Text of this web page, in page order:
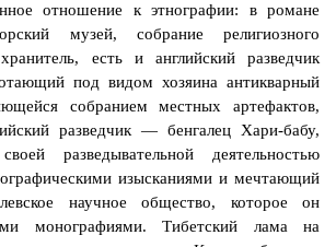
отношение к этнографии: в романе
музей, собрание религиозного
есть и английский разведчик
под видом хозяина антикварный
собранием местных артефактов,
разведчик — бенгалец Хари-бабу,
разведывательной деятельностью
изысканиями и мечтающий
научное общество, которое он
монографиями. Тибетский лама на